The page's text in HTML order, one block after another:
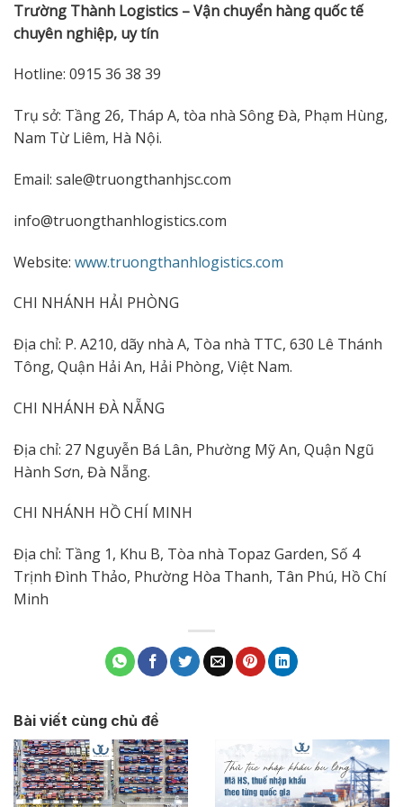
Trường Thành Logistics – Vận chuyển hàng quốc tế
chuyên nghiệp, uy tín
Hotline: 0915 36 38 39
Trụ sở: Tầng 26, Tháp A, tòa nhà Sông Đà, Phạm Hùng,
Nam Từ Liêm, Hà Nội.
Email: sale@truongthanhjsc.com
info@truongthanhlogistics.com
Website: www.truongthanhlogistics.com
CHI NHÁNH HẢI PHÒNG
Địa chỉ: P. A210, dãy nhà A, Tòa nhà TTC, 630 Lê Thánh
Tông, Quận Hải An, Hải Phòng, Việt Nam.
CHI NHÁNH ĐÀ NẴNG
Địa chỉ: 27 Nguyễn Bá Lân, Phường Mỹ An, Quận Ngũ
Hành Sơn, Đà Nẵng.
CHI NHÁNH HỒ CHÍ MINH
Địa chỉ: Tầng 1, Khu B, Tòa nhà Topaz Garden, Số 4
Trịnh Đình Thảo, Phường Hòa Thanh, Tân Phú, Hồ Chí
Minh
Bài viết cùng chủ đề